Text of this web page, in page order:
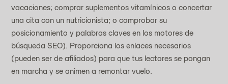
vacaciones; comprar suplementos vitamínicos o concertar
una cita con un nutricionista; o comprobar su
posicionamiento y palabras claves en los motores de
búsqueda SEO). Proporciona los enlaces necesarios
(pueden ser de afiliados) para que tus lectores se pongan
en marcha y se animen a remontar vuelo.